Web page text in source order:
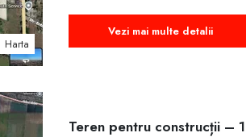
Harta
Vezi mai multe detalii
Teren pentru construcții –